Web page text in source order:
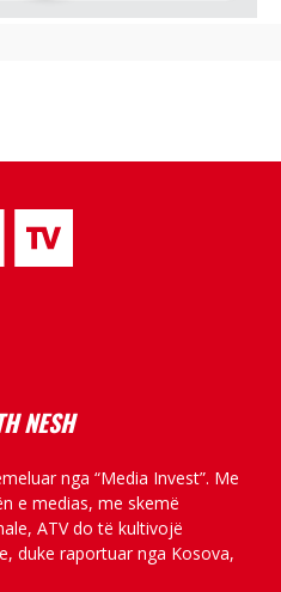
NESH
nga “Media Invest”. Me
e medias, me skemë
ATV do të kultivojë
duke raportuar nga Kosova,